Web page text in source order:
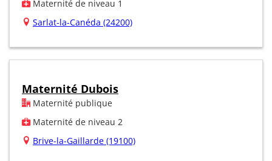
Maternité de niveau 1
Sarlat-la-Canéda (24200)
Maternité Dubois
Maternité publique
Maternité de niveau 2
Brive-la-Gaillarde (19100)